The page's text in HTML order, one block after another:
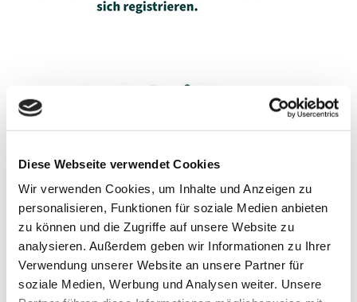
Diese Webseite verwendet Cookies
Wir verwenden Cookies, um Inhalte und Anzeigen zu
personalisieren, Funktionen für soziale Medien anbieten
zu können und die Zugriffe auf unsere Website zu
analysieren. Außerdem geben wir Informationen zu Ihrer
Verwendung unserer Website an unsere Partner für
soziale Medien, Werbung und Analysen weiter. Unsere